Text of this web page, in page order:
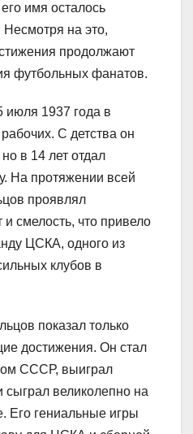
имя осталось
на это,
продолжают
футбольных фанатов.
июля 1937 года в
С детства он
в 14 лет отдал
На протяжении всей
проявлял
и смелость, что привело
ЦСКА, одного из
клубов в
показал только
достижения. Он стал
СССР, выиграл
великолепно на
Его гениальные игры